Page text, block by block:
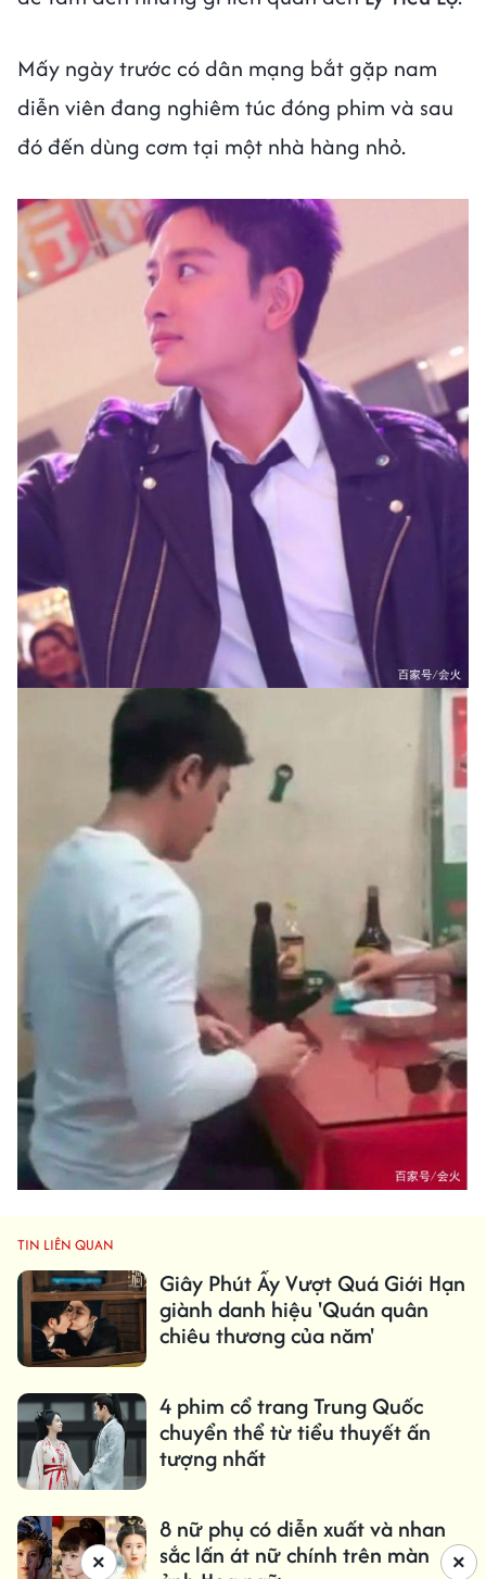
Mấy ngày trước có dân mạng bắt gặp nam
diễn viên đang nghiêm túc đóng phim và sau
đó đến dùng cơm tại một nhà hàng nhỏ.
TIN LIÊN QUAN
Giây Phút Ấy Vượt Quá Giới Hạn
giành danh hiệu 'Quán quân
chiêu thương của năm'
4 phim cổ trang Trung Quốc
chuyển thể từ tiểu thuyết ấn
tượng nhất
8 nữ phụ có diễn xuất và nhan
sắc lấn át nữ chính trên màn
×
×